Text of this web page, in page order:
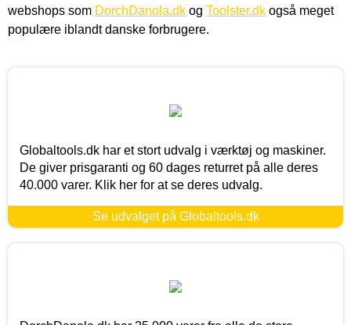
webshops som DorchDanola.dk og Toolster.dk også meget
populære iblandt danske forbrugere.
Globaltools.dk har et stort udvalg i værktøj og maskiner.
De giver prisgaranti og 60 dages returret på alle deres
40.000 varer. Klik her for at se deres udvalg.
Se udvalget på Globaltools.dk